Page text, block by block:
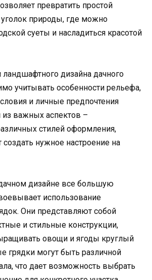
превратить простой
природы, где можно
суеты и насладиться красотой
ландшафтного дизайна дачного
учитывать особенности рельефа,
и личные предпочтения
важных аспектов –
стилей оформления,
нужное настроение на
дизайне все большую
использование
Они представляют собой
и стильные конструкции,
овощи и ягоды круглый
грядки могут быть различной
что дает возможность выбрать